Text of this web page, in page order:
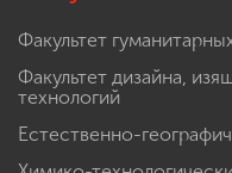
Факультет
Факультет дизайна,
технологий
Естественно-